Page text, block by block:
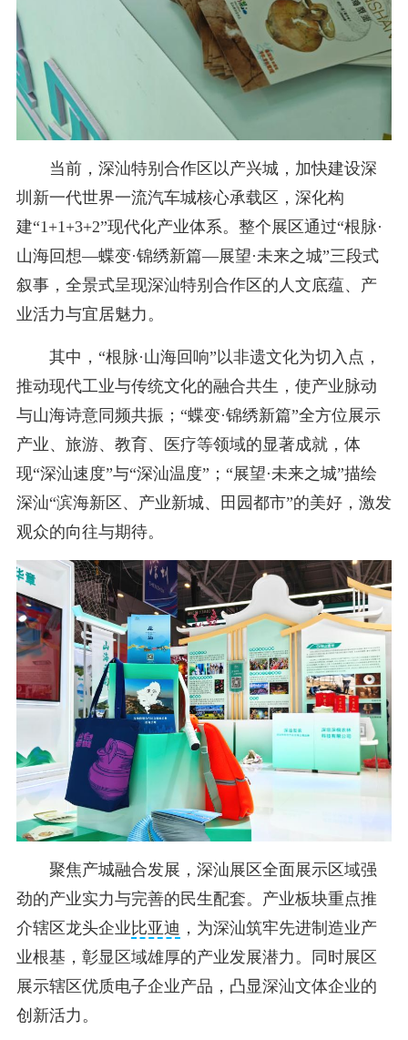
当前，深汕特别合作区以产兴城，加快建设深
圳新一代世界一流汽车城核心承载区，深化构
建“1+1+3+2”现代化产业体系。整个展区通过“根脉·
山海回想—蝶变·锦绣新篇—展望·未来之城”三段式
叙事，全景式呈现深汕特别合作区的人文底蕴、产
业活力与宜居魅力。
其中，“根脉·山海回响”以非遗文化为切入点，
推动现代工业与传统文化的融合共生，使产业脉动
与山海诗意同频共振；“蝶变·锦绣新篇”全方位展示
产业、旅游、教育、医疗等领域的显著成就，体
现“深汕速度”与“深汕温度”；“展望·未来之城”描绘
深汕“滨海新区、产业新城、田园都市”的美好，激发
观众的向往与期待。
聚焦产城融合发展，深汕展区全面展示区域强
劲的产业实力与完善的民生配套。产业板块重点推
介辖区龙头企业 比亚迪 ，为深汕筑牢先进制造业产
业根基，彰显区域雄厚的产业发展潜力。同时展区
展示辖区优质电子企业产品，凸显深汕文体企业的
创新活力。